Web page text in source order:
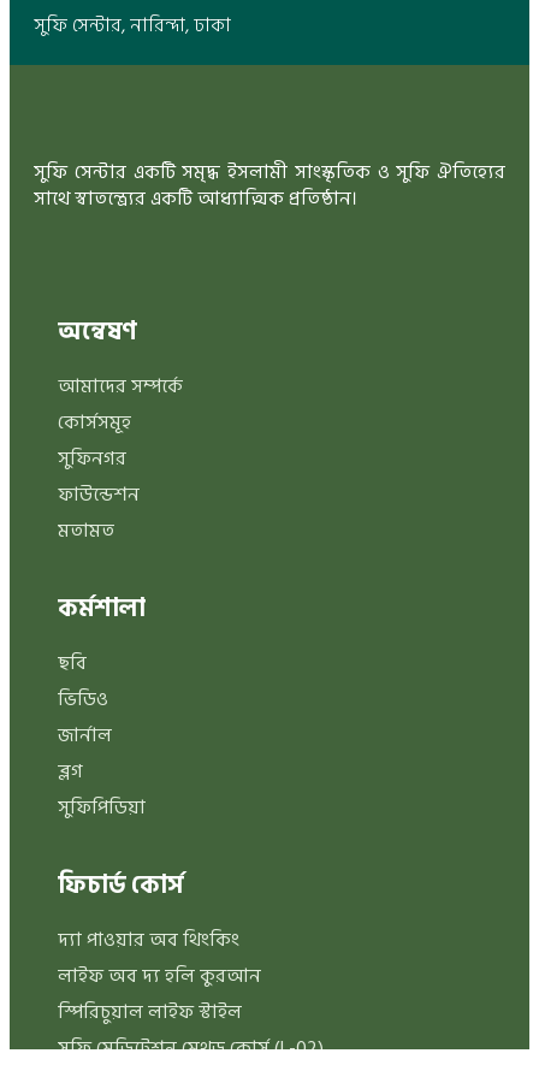
সুফি সেন্টার, নারিন্দা, ঢাকা
সুফি সেন্টার একটি সমৃদ্ধ ইসলামী সাংস্কৃতিক ও সুফি ঐতিহ্যের
সাথে স্বাতন্ত্র্যের একটি আধ্যাত্মিক প্রতিষ্ঠান।
অন্বেষণ
আমাদের সম্পর্কে
কোর্সসমূহ
সুফিনগর
ফাউন্ডেশন
মতামত
কর্মশালা
ছবি
ভিডিও
জার্নাল
ব্লগ
সুফিপিডিয়া
ফিচার্ড কোর্স
দ্যা পাওয়ার অব থিংকিং
লাইফ অব দ্য হলি কুরআন
স্পিরিচুয়াল লাইফ স্টাইল
সুফি মেডিটেশন মেথড কোর্স (L-02)